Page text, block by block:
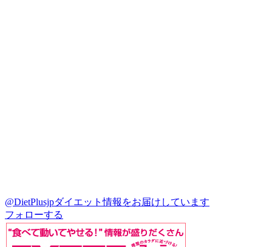
@DietPlusjpダイエット情報をお届けしています
フォローする